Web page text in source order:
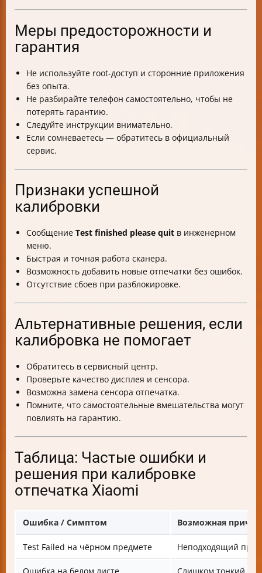
Меры предосторожности и
гарантия
Не используйте root-доступ и сторонние приложения
без опыта.
Не разбирайте телефон самостоятельно, чтобы не
потерять гарантию.
Следуйте инструкции внимательно.
Если сомневаетесь — обратитесь в официальный
сервис.
Признаки успешной
калибровки
Сообщение Test finished please quit в инженерном
меню.
Быстрая и точная работа сканера.
Возможность добавить новые отпечатки без ошибок.
Отсутствие сбоев при разблокировке.
Альтернативные решения, если
калибровка не помогает
Обратитесь в сервисный центр.
Проверьте качество дисплея и сенсора.
Возможна замена сенсора отпечатка.
Помните, что самостоятельные вмешательства могут
повлиять на гарантию.
Таблица: Частые ошибки и
решения при калибровке
отпечатка Xiaomi
Ошибка / Симптом Возможная
Test Failed на чёрном предмете Неподходящий